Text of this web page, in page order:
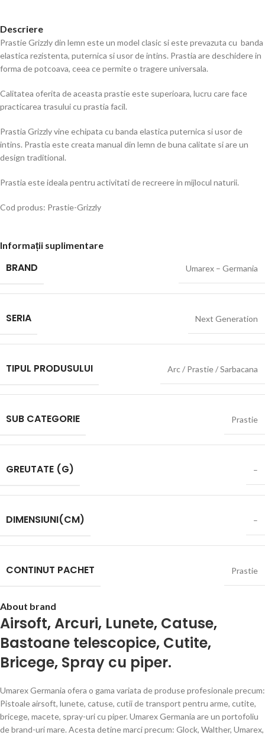
Descriere
Prastie Grizzly din lemn este un model clasic si este prevazuta cu banda
elastica rezistenta, puternica si usor de intins. Prastia are deschidere in
forma de potcoava, ceea ce permite o tragere universala.
Calitatea oferita de aceasta prastie este superioara, lucru care face
practicarea trasului cu prastia facil.
Prastia Grizzly vine echipata cu banda elastica puternica si usor de
intins. Prastia este creata manual din lemn de buna calitate si are un
design traditional.
Prastia este ideala pentru activitati de recreere in mijlocul naturii.
Cod produs: Prastie-Grizzly
Informații suplimentare
BRAND Umarex – Germania
SERIA Next Generation
TIPUL PRODUSULUI Arc / Prastie / Sarbacana
SUB CATEGORIE Prastie
GREUTATE (G) –
DIMENSIUNI(CM) –
CONTINUT PACHET Prastie
About brand
Airsoft,Arcuri, Lunete, Catuse,
Bastoane telescopice, Cutite,
Bricege, Spray cu piper.
Umarex Germania ofera o gama variata de produse profesionale precum:
Pistoale airsoft, lunete, catuse, cutii de transport pentru arme, cutite,
bricege, macete, spray-uri cu piper. Umarex Germania are un portofoliu
de brand-uri mare. Acesta detine marci precum: Glock, Walther, Umarex,